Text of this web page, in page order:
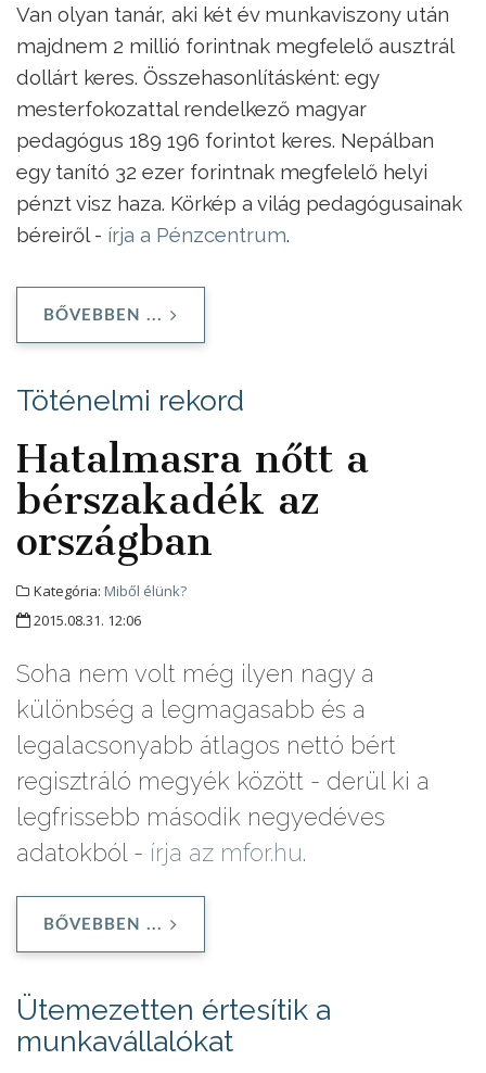
Van olyan tanár, aki két év munkaviszony után
majdnem 2 millió forintnak megfelelő ausztrál
dollárt keres. Összehasonlításként: egy
mesterfokozattal rendelkező magyar
pedagógus 189 196 forintot keres. Nepálban
egy tanító 32 ezer forintnak megfelelő helyi
pénzt visz haza. Körkép a világ pedagógusainak
béreiről - írja a Pénzcentrum.
BŐVEBBEN ...
Töténelmi rekord
Hatalmasra nőtt a
bérszakadék az
országban
Kategória: Miből élünk?
2015.08.31. 12:06
Soha nem volt még ilyen nagy a
különbség a legmagasabb és a
legalacsonyabb átlagos nettó bért
regisztráló megyék között - derül ki a
legfrissebb második negyedéves
adatokból - írja az mfor.hu.
BŐVEBBEN ...
Ütemezetten értesítik a
munkavállalókat